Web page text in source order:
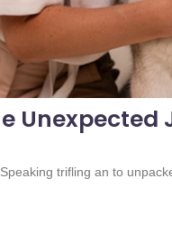
trifling an to